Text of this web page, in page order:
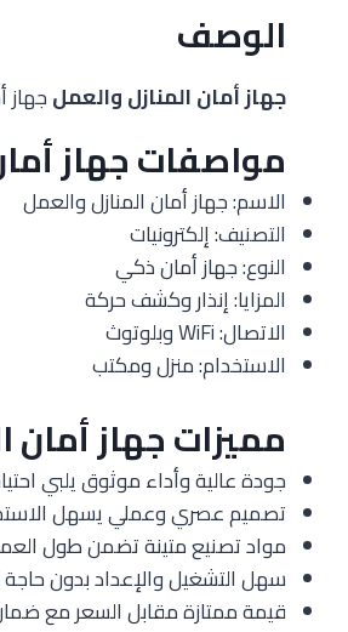
الوصف
جهاز أمان المنازل والعملجهاز
مواصفات جهاز
الاسم: جهاز أمان المنازل والعمل
التصنيف: إلكترونيات
النوع: جهاز أمان ذكي
المزايا: إنذار وكشف حركة
الاتصال: WiFi وبلوتوث
الاستخدام: منزل ومكتب
مميزات جهاز أمان
جودة عالية وأداء موثوق يلبي
تصميم عصري وعملي يسهل
مواد تصنيع متينة تضمن طول
سهل التشغيل والإعداد بدون حاجة
قيمة ممتازة مقابل السعر مع